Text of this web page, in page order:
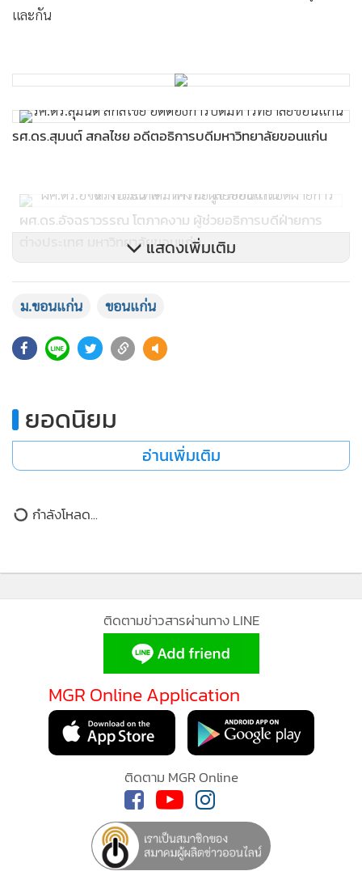
และกัน
รศ.ดร.สุมนต์ สกลไชย อดีตอธิการบดีมหาวิทยาลัยขอนแก่น
ผศ.ดร.อัจฉราวรรณ โตภาคงาม ผู้ช่วยอธิการบดีฝ่ายการ
ต่างประเทศ มหาวิทยาลัยขอนแก่น
ด้านนายยุทธพร พิรุณสาร รองผู้ว่าราชการจังหวัดขอนแก่น
กล่าวว่า ตลอด 20 ปีที่ผ่านมา สถาบันขงจื่อได้ผลิตครูภาษาจีน
นักแปล และบุคลากรที่มีความรู้ด้านภาษาจีนจำนวนมาก ซึ่งมี
บทบาทสำคัญต่อการพัฒนาจังหวัดขอนแก่นและภาคอีสาน โดย
การค้า การศึกษา การแพทย์ และเทคโนโลยีของภูมิภาค ซึ่งภาษา
จีนมีความสำคัญมากขึ้นอย่างต่อเนื่อง
ขณะที่นางหลิว หงเหมย กงสุลใหญ่สาธารณรัฐประชาชนจีน ณ
บทบาทสำคัญในการส่งเสริมความร่วมมือด้านการศึกษาและ
และจีน พร้อมแสดงความเชื่อมั่นว่าสถาบันจะยังคงพัฒนา
แน่นแฟ้นระหว่างสองประเทศต่อไป
ด้าน ผศ.ดร.อัจฉราวรรณ โตภาคงาม ผู้ช่วยอธิการบดีฝ่ายการ
ต่างประเทศ มหาวิทยาลัยขอนแก่น กล่าวว่า การครบรอบ 20 ปี
สถาบันขงจื่อ มหาวิทยาลัยขอนแก่น เป็นอีกก้าวสำคัญของความ
ร่วมมือระหว่างมหาวิทยาลัยขอนแก่นและมหาวิทยาลัยเซา
ท์เวสต์ ประเทศจีน ที่ร่วมกันพัฒนาการเรียนการสอนภาษาจีน
และส่งเสริมความสัมพันธ์ไทย-จีนมาอย่างต่อเนื่อง ปัจจุบัน
แสดงเพิ่มเติม
ม.ขอนแก่น ขอนแก่น
ยอดนิยม
อ่านเพิ่มเติม
กำลังโหลด...
ติดตามข่าวสารผ่านทาง LINE
MGR Online Application
ติดตาม MGR Online